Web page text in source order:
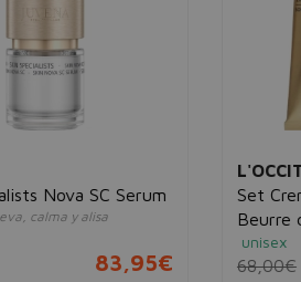
Set Creme Mains Peaux
Beurre de Karite 75ml +
68,00€